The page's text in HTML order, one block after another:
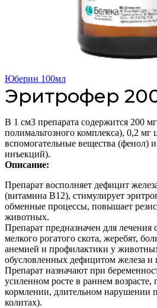
Юберин 100мл
Эритрофер
В 1 см3 препарата содержится 200
полимальтозного комплекса), 0,2 мг
вспомогательные вещества (фенол)
инъекций).
Описание:
Препарат восполняет дефицит
(витамина B12), стимулирует
обменные процессы, повышает
животных.
Препарат предназначен для лечения
мелкого рогатого скота, жеребят,
анемией и профилактики у
обусловленных дефицитом железа и
Препарат назначают при
усиленном росте в раннем возрасте,
кормлении, длительном нарушении
колитах).